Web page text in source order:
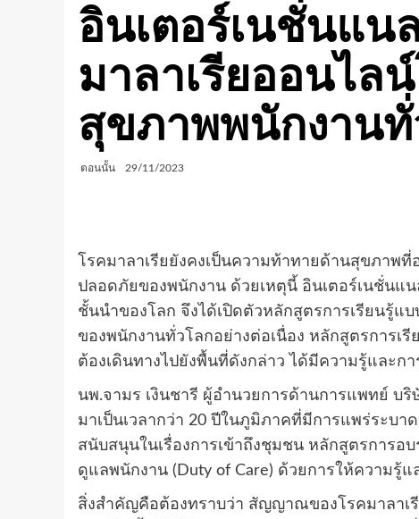
อินเตอร์เนชั่นแน
มาลาเรียออนไล
สุขภาพพนักงานทั่
ตอนนั้น 29/11/2023
โรคมาลาเรียยังคงเป็นความท้าทายด้านสุขภาพ
ปลอดภัยของพนักงาน ด้วยเหตุนี้ อินเตอร์เนชั่นแ
ชั้นนำของโลก จึงได้เปิดตัวหลักสูตรการเรียนรู้แ
ของพนักงานทั่วโลกอย่างต่อเนื่อง หลักสูตรการเ
ต้องเดินทางไปยังพื้นที่ดังกล่าว ได้มีความรู้และก
นพ.จามร เงินชารี ผู้อำนวยการด้านการแพทย์ บริ
มาเป็นเวลากว่า 20 ปีในภูมิภาคที่มีการแพร่ระบ
สนับสนุนในเรื่องการเข้าถึงชุมชน หลักสูตรการอ
ดูแลพนักงาน (Duty of Care) ด้วยการให้ความรู้
สิ่งสำคัญคือต้องทราบว่า สัญญาณของโรคมาลาเ